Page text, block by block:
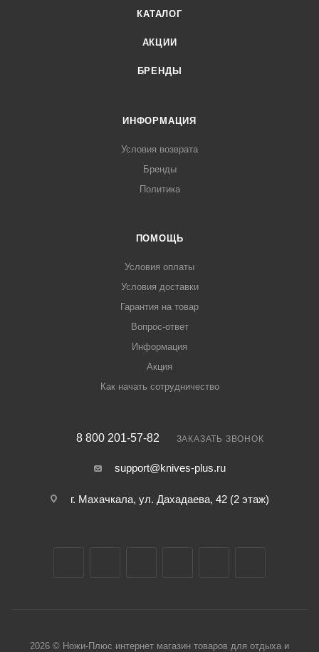
КАТАЛОГ
АКЦИИ
БРЕНДЫ
ИНФОРМАЦИЯ
Условия возврата
Бренды
Политика
ПОМОЩЬ
Условия оплаты
Условия доставки
Гарантия на товар
Вопрос-ответ
Информация
Акция
Как начать сотрудничество
8 800 201-57-82 ЗАКАЗАТЬ ЗВОНОК
support@knives-plus.ru
г. Махачкала, ул. Дахадаева, 42 (2 этаж)
2026 © Ножи-Плюс интернет магазин товаров для отдыха и